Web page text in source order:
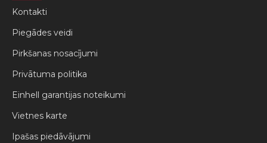
Kontakti
Piegādes veidi
Pirkšanas nosacījumi
Privātuma politika
Einhell garantijas noteikumi
Vietnes karte
Ipašas piedāvājumi